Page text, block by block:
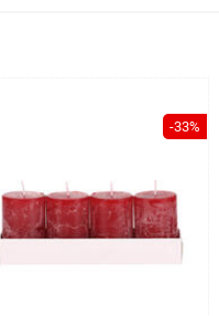
-33%